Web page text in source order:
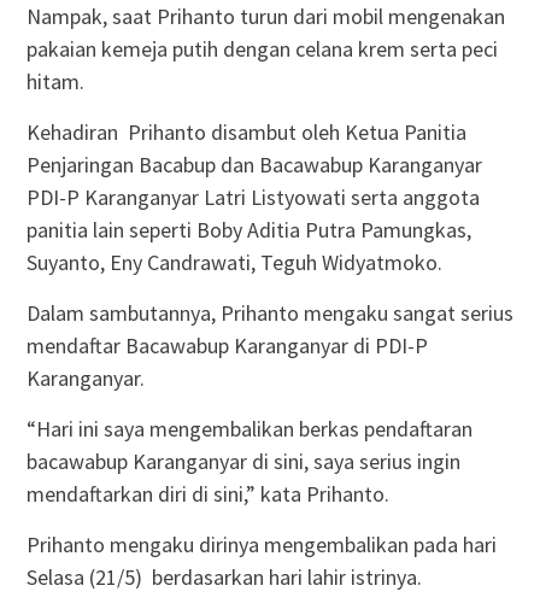
Nampak, saat Prihanto turun dari mobil mengenakan
pakaian kemeja putih dengan celana krem serta peci
hitam.
Kehadiran Prihanto disambut oleh Ketua Panitia
Penjaringan Bacabup dan Bacawabup Karanganyar
PDI-P Karanganyar Latri Listyowati serta anggota
panitia lain seperti Boby Aditia Putra Pamungkas,
Suyanto, Eny Candrawati, Teguh Widyatmoko.
Dalam sambutannya, Prihanto mengaku sangat serius
mendaftar Bacawabup Karanganyar di PDI-P
Karanganyar.
“Hari ini saya mengembalikan berkas pendaftaran
bacawabup Karanganyar di sini, saya serius ingin
mendaftarkan diri di sini,” kata Prihanto.
Prihanto mengaku dirinya mengembalikan pada hari
Selasa (21/5) berdasarkan hari lahir istrinya.